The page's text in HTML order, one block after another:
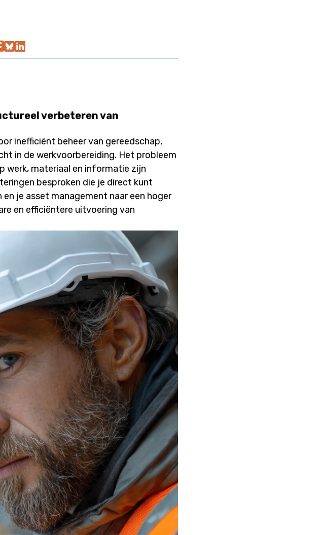
verbeteren van
inefficiënt beheer van gereedschap,
in de werkvoorbereiding. Het probleem
werk, materiaal en informatie zijn
besproken die je direct kunt
je asset management naar een hoger
en efficiëntere uitvoering van